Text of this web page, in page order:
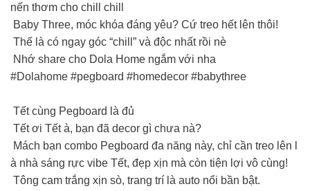
nến thơm cho chill chill
Baby Three, móc khóa đáng yêu? Cứ treo hết lên thôi!
Thế là có ngay góc “chill” và độc nhất rồi nè
Nhớ share cho Dola Home ngắm với nha
#Dolahome #pegboard #homedecor #babythree
Tết cùng Pegboard là đủ
Tết ơi Tết à, bạn đã decor gì chưa nà?
Mách bạn combo Pegboard đa năng này, chỉ cần treo lên l
à nhà sáng rực vibe Tết, đẹp xịn mà còn tiện lợi vô cùng!
Tông cam trắng xịn sò, trang trí là auto nổi bần bật.